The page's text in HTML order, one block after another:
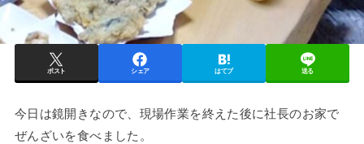
ポスト シェア はてブ 送る
今日は鏡開きなので、現場作業を終えた後に社長のお家で
ぜんざいを食べました。